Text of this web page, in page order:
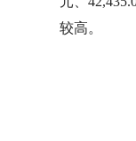
较高。